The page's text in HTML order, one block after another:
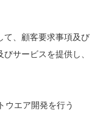
て、顧客要求事項及び
サービスを提供し、
ウエア開発を行う